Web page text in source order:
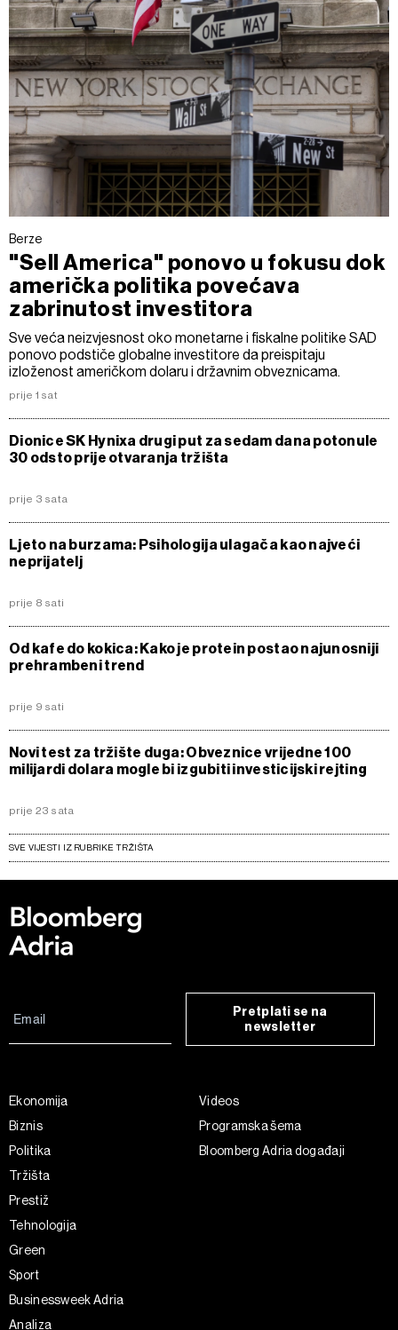
Berze
"Sell America" ponovo u fokusu dok
američka politika povećava
zabrinutost investitora
Sve veća neizvjesnost oko monetarne i fiskalne politike SAD
ponovo podstiče globalne investitore da preispitaju
izloženost američkom dolaru i državnim obveznicama.
prije 1 sat
Dionice SK Hynixa drugi put za sedam dana potonule
30 odsto prije otvaranja tržišta
prije 3 sata
Ljeto na burzama: Psihologija ulagača kao najveći
neprijatelj
prije 8 sati
Od kafe do kokica: Kako je protein postao najunosniji
prehrambeni trend
prije 9 sati
Novi test za tržište duga: Obveznice vrijedne 100
milijardi dolara mogle bi izgubiti investicijski rejting
prije 23 sata
SVE VIJESTI IZ RUBRIKE TRŽIŠTA
Pretplati se na
newsletter
Ekonomija
Biznis
Politika
Tržišta
Prestiž
Tehnologija
Green
Sport
Businessweek Adria
Analiza
Videos
Programska šema
Bloomberg Adria događaji